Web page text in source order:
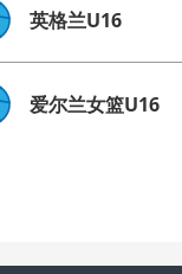
英格兰U16
爱尔兰女篮U16